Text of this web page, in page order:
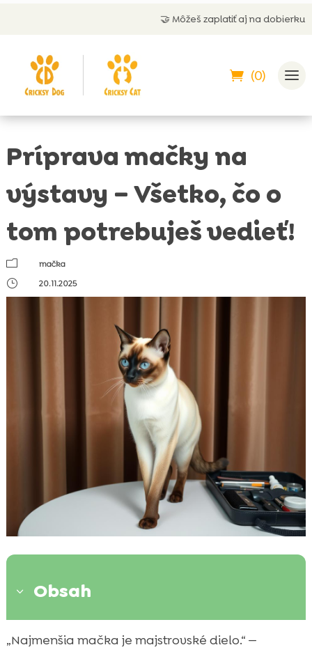
🤝 Môžeš zaplatiť aj na dobierku
(0)
Príprava mačky na
výstavy – Všetko, čo o
tom potrebuješ vedieť!
m
mačka
}
20.11.2025
3 Obsah
 Čo obnáša výstavná mačka a ako začať
„Najmenšia mačka je majstrovské dielo.“ —